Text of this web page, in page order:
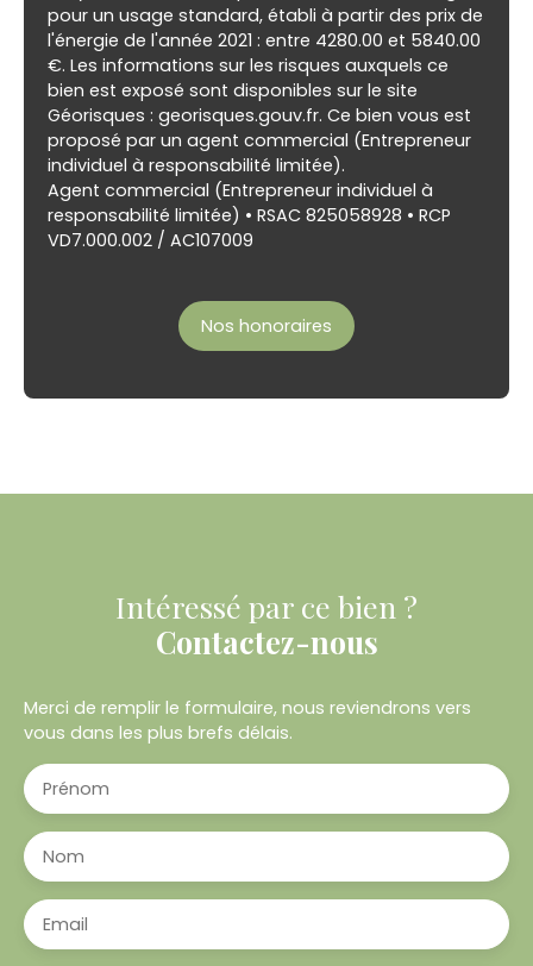
pour un usage standard, établi à partir des prix de
l'énergie de l'année 2021 : entre 4280.00 et 5840.00
€. Les informations sur les risques auxquels ce
bien est exposé sont disponibles sur le site
Géorisques : georisques.gouv.fr. Ce bien vous est
proposé par un agent commercial (Entrepreneur
individuel à responsabilité limitée).
Agent commercial (Entrepreneur individuel à
responsabilité limitée) • RSAC 825058928 • RCP
VD7.000.002 / AC107009
Nos honoraires
Intéressé par ce bien ?
Contactez-nous
Merci de remplir le formulaire, nous reviendrons vers
vous dans les plus brefs délais.
Prénom
Nom
Email